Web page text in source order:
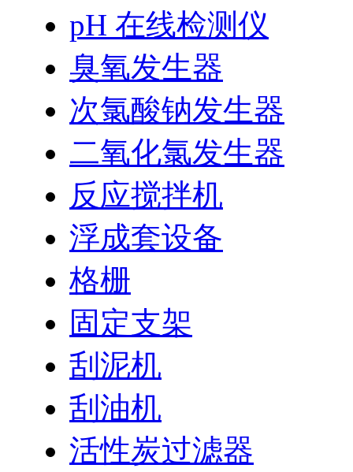
pH 在线检测仪
臭氧发生器
次氯酸钠发生器
二氧化氯发生器
反应搅拌机
浮成套设备
格栅
固定支架
刮泥机
刮油机
活性炭过滤器